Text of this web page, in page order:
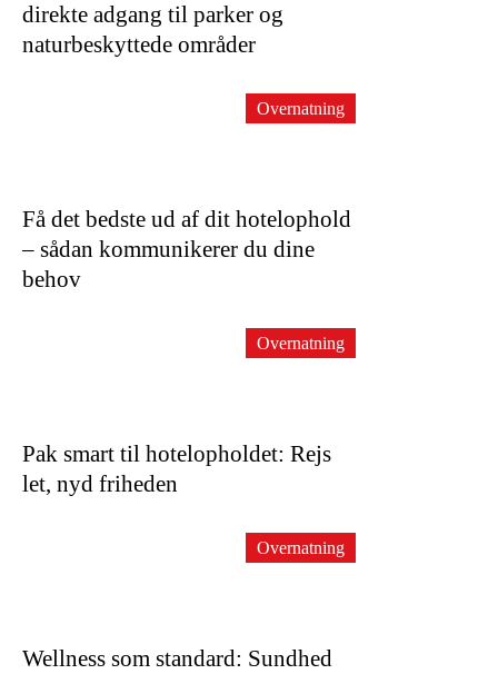
direkte adgang til parker og
naturbeskyttede områder
Få det bedste ud af dit hotelophold
– sådan kommunikerer du dine
behov
Overnatning
Pak smart til hotelopholdet: Rejs
let, nyd friheden
Overnatning
Wellness som standard: Sundhed
Overnatning